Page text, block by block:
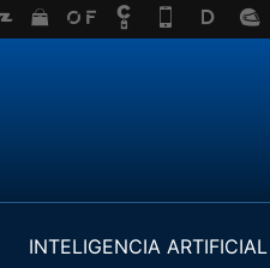
INTELIGENCIA ARTIFICIAL